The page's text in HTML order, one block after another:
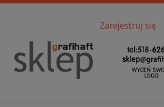
Zarejestruj się